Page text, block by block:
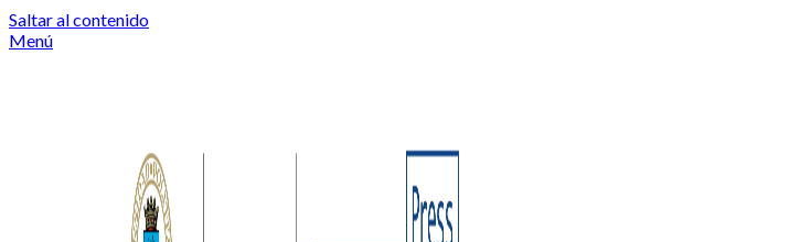
Saltar al contenido
Menú